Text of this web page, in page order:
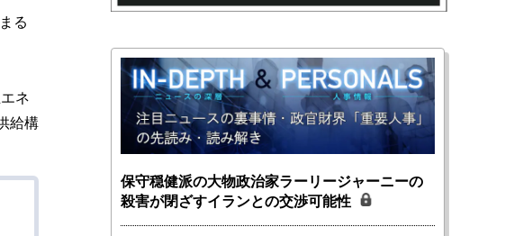
る
ネ
給構
保守穏健派の大物政治家ラーリージャーニーの
殺害が閉ざすイランとの交渉可能性